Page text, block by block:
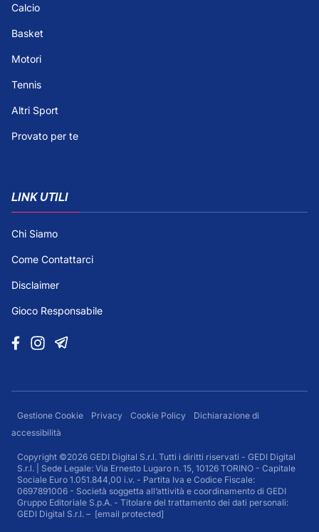
Calcio
Basket
Motori
Tennis
Altri Sport
Provato per te
LINK UTILI
Chi Siamo
Come Contattarci
Disclaimer
Gioco Responsabile
Gestione Cookie Privacy Cookie Policy
Dichiarazione di
accessibilità
Copyright ©2026 GEDI Digital S.r.l. Tutti i diritti riservati - GEDI Digital
S.r.l. | Sede Legale: Via Ernesto Lugaro n. 15, 10126 TORINO - Capitale
Sociale Euro 1.051.844,00 i.v. - Partita Iva e Codice Fiscale:
0697891006 - Società soggetta all’attività e coordinamento di GEDI
Gruppo Editoriale S.p.A. - Titolare del trattamento dei dati personali:
GEDI Digital S.r.l. – [email protected]